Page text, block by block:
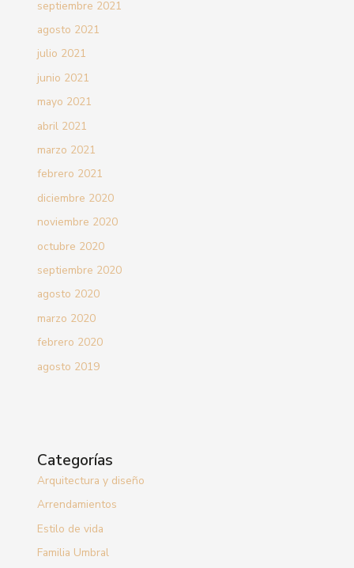
septiembre 2021
agosto 2021
julio 2021
junio 2021
mayo 2021
abril 2021
marzo 2021
febrero 2021
diciembre 2020
noviembre 2020
octubre 2020
septiembre 2020
agosto 2020
marzo 2020
febrero 2020
agosto 2019
Categorías
Arquitectura y diseño
Arrendamientos
Estilo de vida
Familia Umbral